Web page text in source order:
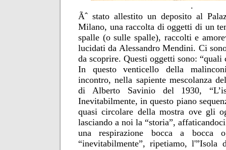
.
Ãˆ stato allestito un deposito al
Milano, una raccolta di oggetti di un
spalle (o sulle spalle), raccolti e
lucidati da Alessandro Mendini. Ci
da scoprire. Questi oggetti sono: “quali
In questo venticello della
incontro, nella sapiente mescolanza
di Alberto Savinio del 1930,
Inevitabilmente, in questo piano
quasi circolare della mostra ove gli
lasciando a noi la “storia”,
una respirazione bocca a bocca
“inevitabilmente”, ripetiamo, l'”Isola